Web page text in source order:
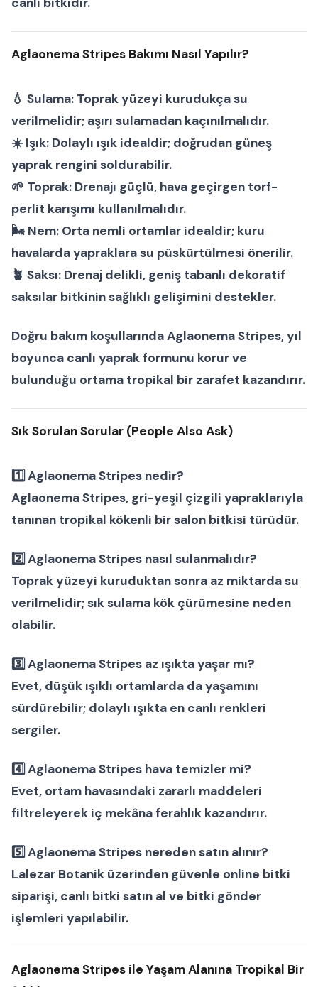
Aglaonema Stripes Bakımı Nasıl Yapılır?
💧 Sulama: Toprak yüzeyi kurudukça su
verilmelidir; aşırı sulamadan kaçınılmalıdır.
☀️ Işık: Dolaylı ışık idealdir; doğrudan güneş
yaprak rengini soldurabilir.
🌱 Toprak: Drenajı güçlü, hava geçirgen torf-
perlit karışımı kullanılmalıdır.
🌬 Nem: Orta nemli ortamlar idealdir; kuru
havalarda yapraklara su püskürtülmesi önerilir.
🪴 Saksı: Drenaj delikli, geniş tabanlı dekoratif
saksılar bitkinin sağlıklı gelişimini destekler.
Doğru bakım koşullarındaAglaonema Stripes, yıl
boyunca canlı yaprak formunu korur ve
bulunduğu ortama tropikal bir zarafet kazandırır.
Sık Sorulan Sorular (People Also Ask)
1️⃣ Aglaonema Stripes nedir?
Aglaonema Stripes, gri-yeşil çizgili yapraklarıyla
tanınan tropikal kökenli birsalon bitkisi türüdür.
2️⃣ Aglaonema Stripes nasıl sulanmalıdır?
Toprak yüzeyi kuruduktan sonra az miktarda su
verilmelidir; sık sulama kök çürümesine neden
olabilir.
3️⃣ Aglaonema Stripes az ışıkta yaşar mı?
Evet, düşük ışıklı ortamlarda da yaşamını
sürdürebilir; dolaylı ışıkta en canlı renkleri
sergiler.
4️⃣ Aglaonema Stripes hava temizler mi?
Evet, ortam havasındaki zararlı maddeleri
filtreleyerek iç mekâna ferahlık kazandırır.
5️⃣ Aglaonema Stripes nereden satın alınır?
Lalezar Botanik üzerinden güvenle online bitki
siparişi, canlı bitki satın al ve bitki gönder
işlemleri yapılabilir.
Aglaonema Stripes ile Yaşam Alanına Tropikal Bir